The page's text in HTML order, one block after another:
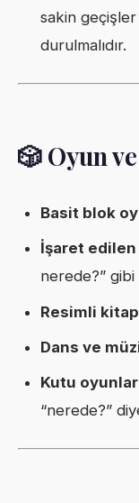
sakin geçişler
durulmalıdır.
🎲 Oyun
Basit blok
İşaret
nerede?”
Resimli
Dans ve
Kutu
“nerede?”